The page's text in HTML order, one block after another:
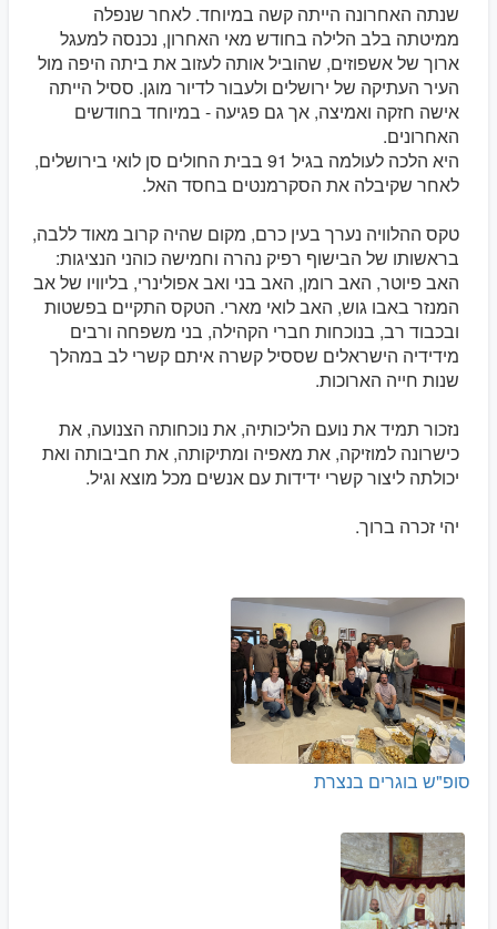
שנתה האחרונה הייתה קשה במיוחד. לאחר שנפלה
ממיטתה בלב הלילה בחודש מאי האחרון, נכנסה למעגל
ארוך של אשפוזים, שהוביל אותה לעזוב את ביתה היפה מול
העיר העתיקה של ירושלים ולעבור לדיור מוגן. ססיל הייתה
אישה חזקה ואמיצה, אך גם פגיעה - במיוחד בחודשים
האחרונים.
היא הלכה לעולמה בגיל 91 בבית החולים סן לואי בירושלים,
לאחר שקיבלה את הסקרמנטים בחסד האל.
טקס ההלוויה נערך בעין כרם, מקום שהיה קרוב מאוד ללבה,
בראשותו של הבישוף רפיק נהרה וחמישה כוהני הנציגות:
האב פיוטר, האב רומן, האב בני ואב אפולינרי, בליוויו של אב
המנזר באבו גוש, האב לואי מארי. הטקס התקיים בפשטות
ובכבוד רב, בנוכחות חברי הקהילה, בני משפחה ורבים
מידידיה הישראלים שססיל קשרה איתם קשרי לב במהלך
שנות חייה הארוכות.
נזכור תמיד את נועם הליכותיה, את נוכחותה הצנועה, את
כישרונה למוזיקה, את מאפיה ומתיקותה, את חביבותה ואת
יכולתה ליצור קשרי ידידות עם אנשים מכל מוצא וגיל.
יהי זכרה ברוך.
סופ"ש בוגרים בנצרת